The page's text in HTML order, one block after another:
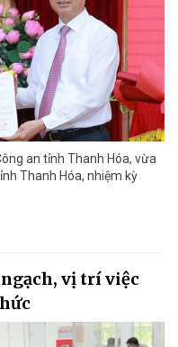
an tỉnh Thanh Hóa, vừa
Thanh Hóa, nhiệm kỳ
vị trí việc